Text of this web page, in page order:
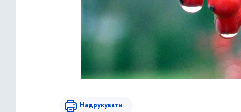
Надрукувати